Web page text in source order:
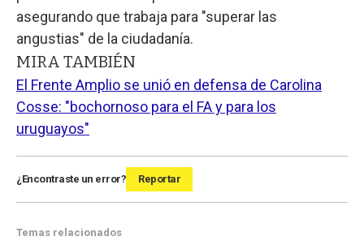
asegurando que trabaja para "superar las
angustias" de la ciudadanía.
MIRA TAMBIÉN
El Frente Amplio se unió en defensa de Carolina
Cosse: "bochornoso para el FA y para los
uruguayos"
¿Encontraste un error? Reportar
Temas relacionados